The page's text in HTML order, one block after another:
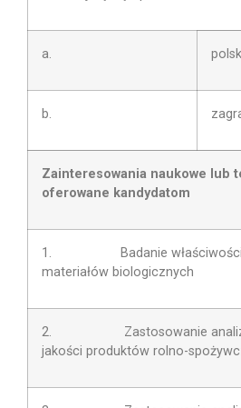
a.
b.
Zainteresowania naukowe lub
oferowane kandydatom
1. Badanie właściwości
materiałów biologicznych
2. Zastosowanie analizy
jakości produktów rolno-